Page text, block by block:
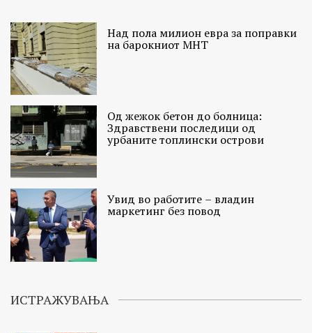
Над пола милион евра за поправки
на барокниот МНТ
Од жежок бетон до болница:
Здравствени последици од
урбаните топлински острови
Увид во работите – владин
маркетинг без повод
ИСТРАЖУВАЊА